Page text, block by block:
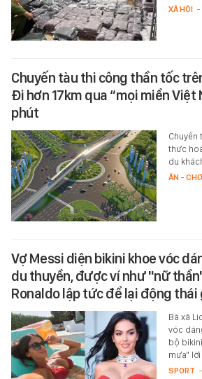
XÃ HỘI -
Chuyến tàu thi công thần tốc
Đi hơn 17km qua “mọi miền Việt
phút
Chuyến
thức
du
ĂN -
Vợ Messi diện bikini khoe vóc
du thuyền, được ví như "nữ
Ronaldo lập tức để lại động thái
Bà xã
vóc
bộ
mưa"
SPORT -